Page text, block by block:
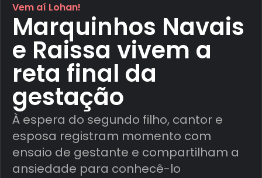
Vem aí Lohan!
Marquinhos Navais
e Raissa vivem a
reta final da
gestação
À espera do segundo filho, cantor e
esposa registram momento com
ensaio de gestante e compartilham a
ansiedade para conhecê-lo